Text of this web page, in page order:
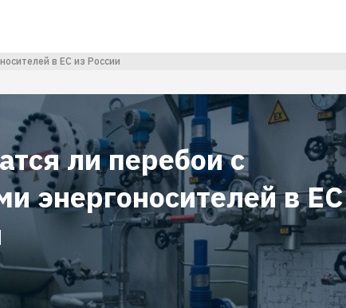
в ЕС из России
ли перебои с
энергоносителей в ЕС